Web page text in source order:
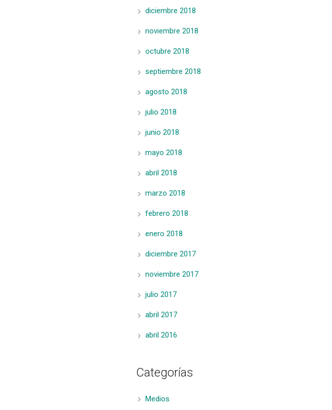
diciembre 2018
noviembre 2018
octubre 2018
septiembre 2018
agosto 2018
julio 2018
junio 2018
mayo 2018
abril 2018
marzo 2018
febrero 2018
enero 2018
diciembre 2017
noviembre 2017
julio 2017
abril 2017
abril 2016
Categorías
Medios